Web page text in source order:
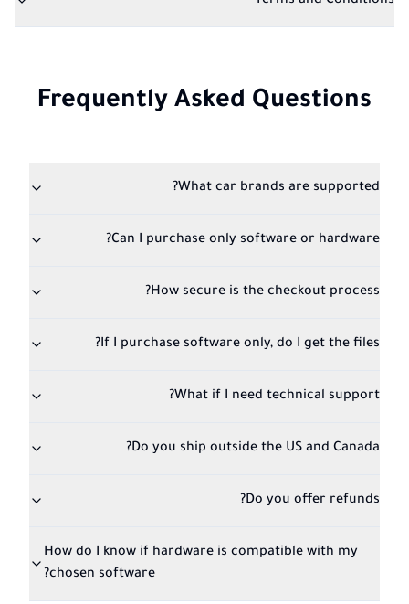
Frequently Asked Questions
What car brands are supported?
Can I purchase only software or hardware?
How secure is the checkout process?
If I purchase software only, do I get the files?
What if I need technical support?
Do you ship outside the US and Canada?
Do you offer refunds?
How do I know if hardware is compatible with my
chosen software?